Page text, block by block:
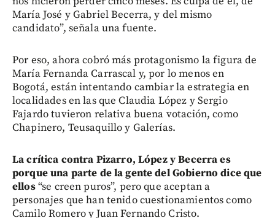
María José y Gabriel Becerra, y del mismo
candidato”, señala una fuente.
Por eso, ahora cobró más protagonismo la figura de
María Fernanda Carrascal y, por lo menos en
Bogotá, están intentando cambiar la estrategia en
localidades en las que Claudia López y Sergio
Fajardo tuvieron relativa buena votación, como
Chapinero, Teusaquillo y Galerías.
La crítica contra Pizarro, López y Becerra es
porque una parte de la gente del Gobierno dice que
ellos“se creen puros”, pero que aceptan a
personajes que han tenido cuestionamientos como
Camilo Romero y Juan Fernando Cristo.